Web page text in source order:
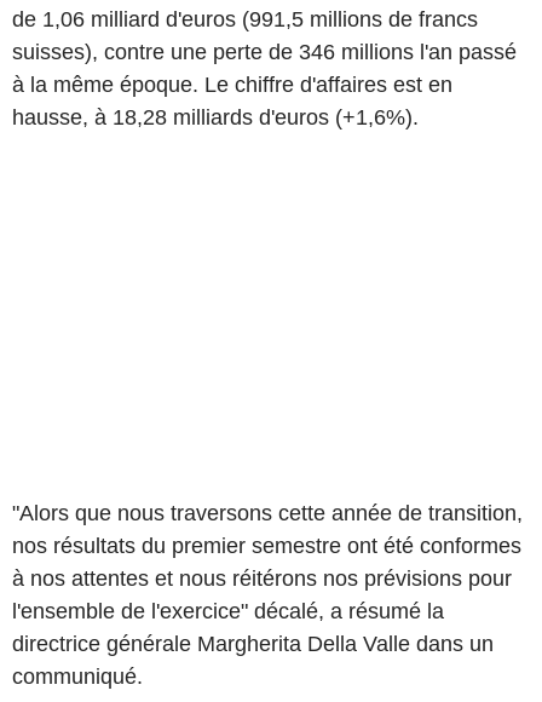
de 1,06 milliard d'euros (991,5 millions de francs
suisses), contre une perte de 346 millions l'an passé
à la même époque. Le chiffre d'affaires est en
hausse, à 18,28 milliards d'euros (+1,6%).
"Alors que nous traversons cette année de transition,
nos résultats du premier semestre ont été conformes
à nos attentes et nous réitérons nos prévisions pour
l'ensemble de l'exercice" décalé, a résumé la
directrice générale Margherita Della Valle dans un
communiqué.